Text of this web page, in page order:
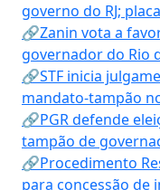
governo do RJ;
🔗Zanin vota a
governador do Rio
🔗STF inicia
mandato-tampão
🔗PGR defende
tampão de
🔗Procedimento
para concessão de